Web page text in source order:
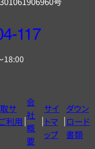
18:00
サ
利用
会
社
概
要
サイ
トマ
ップ
ダウン
ロード
書類